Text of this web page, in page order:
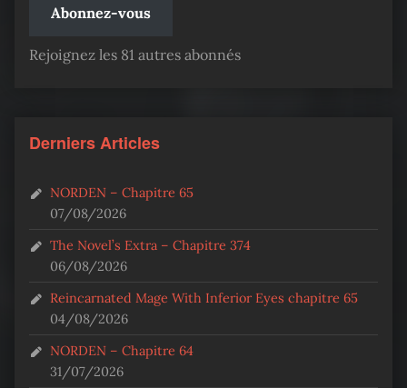
Abonnez-vous
Rejoignez les 81 autres abonnés
Derniers Articles
NORDEN – Chapitre 65
07/08/2026
The Novel’s Extra – Chapitre 374
06/08/2026
Reincarnated Mage With Inferior Eyes chapitre 65
04/08/2026
NORDEN – Chapitre 64
31/07/2026